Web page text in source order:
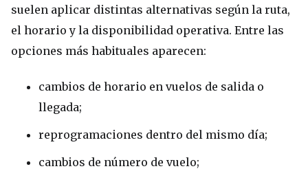
suelen aplicar distintas alternativas según la ruta,
el horario y la disponibilidad operativa. Entre las
opciones más habituales aparecen:
cambios de horario en vuelos de salida o
llegada;
reprogramaciones dentro del mismo día;
cambios de número de vuelo;